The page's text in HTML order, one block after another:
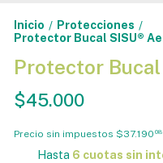
Inicio / Protecciones /
Protector Bucal SISU®
Protector
$45.000
Precio sin impuestos $37.190 08
Hasta 6 cuotas sin